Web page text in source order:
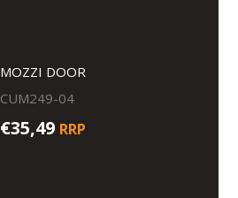
MOZZI DOOR
CUM249-04
€35,49 RRP